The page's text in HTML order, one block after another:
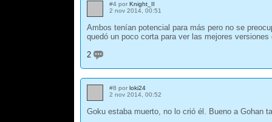
#4 por Knight_II
2 nov 2014, 00:51
Ambos tenían potencial para más pero no se
quedó un poco corta para ver las mejores
2
#8 por loki24
2 nov 2014, 00:52
Goku estaba muerto, no lo crió él. Bueno a Gohan